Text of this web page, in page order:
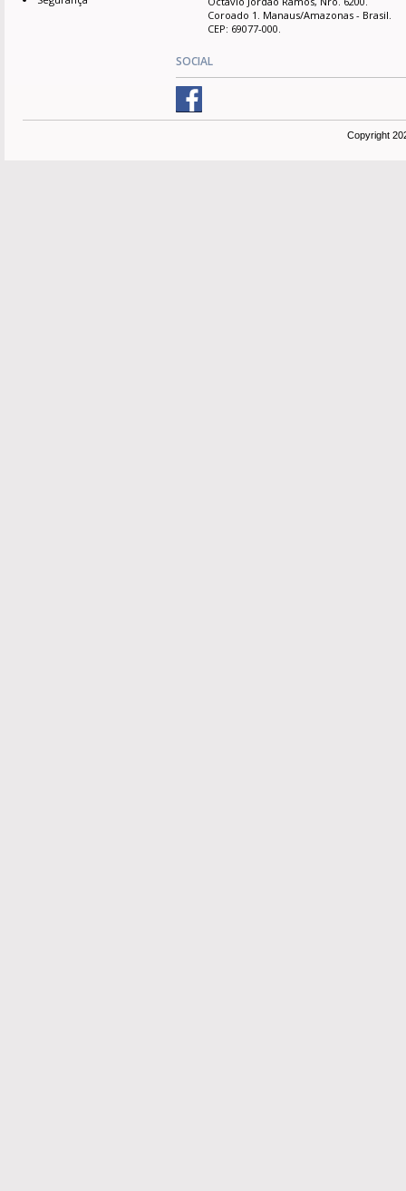
Coroado 1. Manaus/Amazonas - Brasil.
CEP: 69077-000.
SOCIAL
Copyright